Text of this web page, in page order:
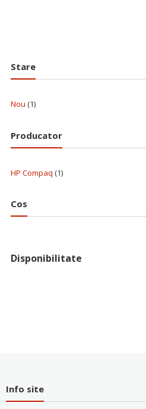
Stare
Nou (1)
Producator
HP Compaq (1)
Cos
Disponibilitate
Info site